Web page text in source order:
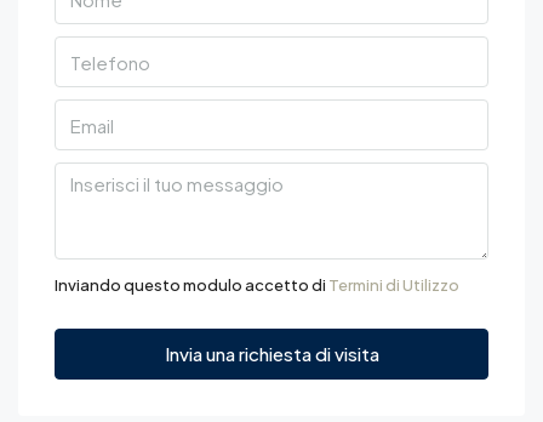
Inviando questo modulo accetto di Termini di Utilizzo
Invia una richiesta di visita